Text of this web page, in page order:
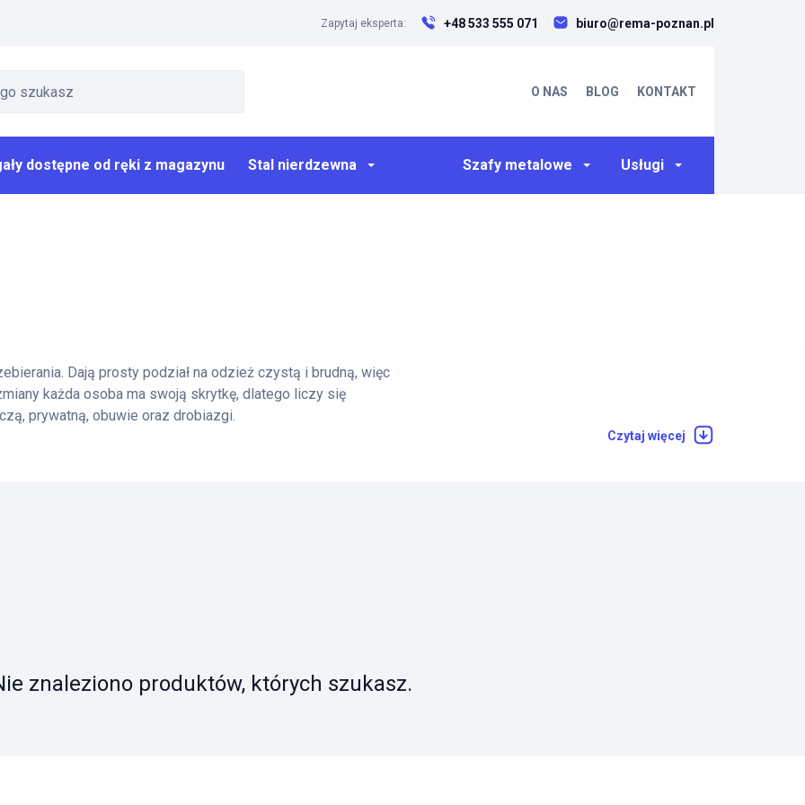
Zapytaj eksperta: +48 533 555 071 biuro@rema-poznan.pl
O NAS BLOG KONTAKT
dostępne od ręki z magazynu Stal nierdzewna Szafy metalowe Usługi
Dają prosty podział na odzież czystą i brudną, więc
każda osoba ma swoją skrytkę, dlatego liczy się
prywatną, obuwie oraz drobiazgi.
Czytaj więcej
znaleziono produktów, których szukasz.